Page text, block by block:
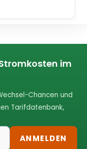
im
Chancen und
Tarifdatenbank,
ANMELDEN